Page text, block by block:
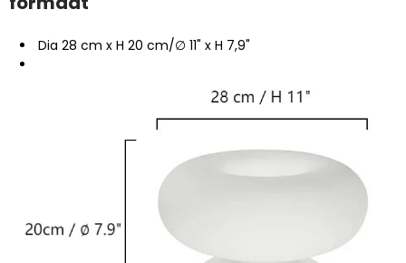
Dia 28 cm x H 20 cm/∅ 11" x H 7,9"